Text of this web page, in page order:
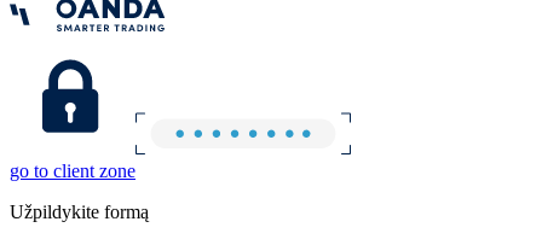
go to client zone
Užpildykite formą